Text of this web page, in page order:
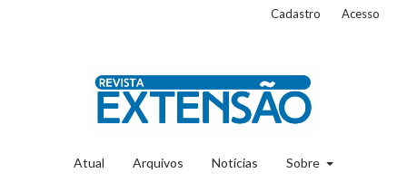
Atual Arquivos Notícias Sobre
Cadastro Acesso